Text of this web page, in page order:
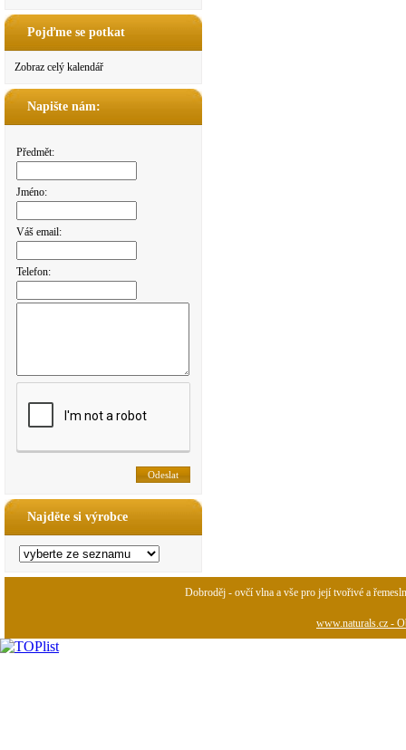
Pojďme se potkat
Zobraz celý kalendář
Napište nám:
Předmět:
Jméno:
Váš email:
Telefon:
Najděte si výrobce
Dobroděj - ovčí vlna a vše pro její tvořivé a
www.naturals.cz -